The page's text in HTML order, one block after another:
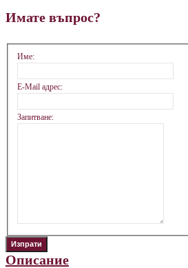
Имате въпрос?
Име:
E-Mail адрес:
Запитване:
Описание